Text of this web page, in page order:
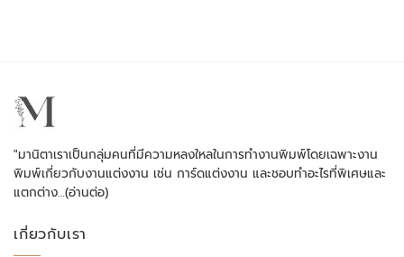
"มานิตาเราเป็นกลุ่มคนที่มีความหลงใหลในการทำงานพิมพ์โดยเฉพาะงาน
พิมพ์เกี่ยวกับงานแต่งงาน เช่น การ์ดแต่งงาน และชอบทำอะไรที่พิเศษและ
แตกต่าง…(อ่านต่อ)
เกี่ยวกับเรา